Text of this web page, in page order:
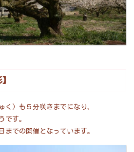
く）も５分咲きまでになり、
です。
までの開催となっています。